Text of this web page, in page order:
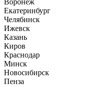
Воронеж
Екатеринбург
Челябинск
Ижевск
Казань
Киров
Краснодар
Минск
Новосибирск
Пенза